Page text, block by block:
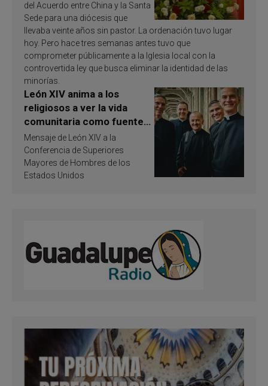
del Acuerdo entre China y la Santa
Sede para una diócesis que
llevaba veinte años sin pastor. La ordenación tuvo lugar
hoy. Pero hace tres semanas antes tuvo que
comprometer públicamente a la Iglesia local con la
controvertida ley que busca eliminar la identidad de las
minorías.
León XIV anima a los
religiosos a ver la vida
comunitaria como fuente
de inspiración y
santificación
Mensaje de León XIV a la
Conferencia de Superiores
Mayores de Hombres de los
Estados Unidos